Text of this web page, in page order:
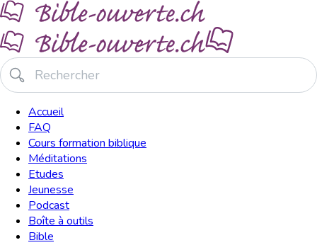
Accueil
FAQ
Cours formation biblique
Méditations
Etudes
Jeunesse
Podcast
Boîte à outils
Bible